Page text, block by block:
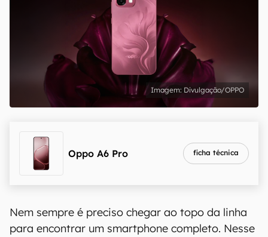
Divulgação/OPPO
Oppo A6 Pro ficha técnica
Nem sempre é preciso chegar ao topo da linha
para encontrar um smartphone completo. Nesse